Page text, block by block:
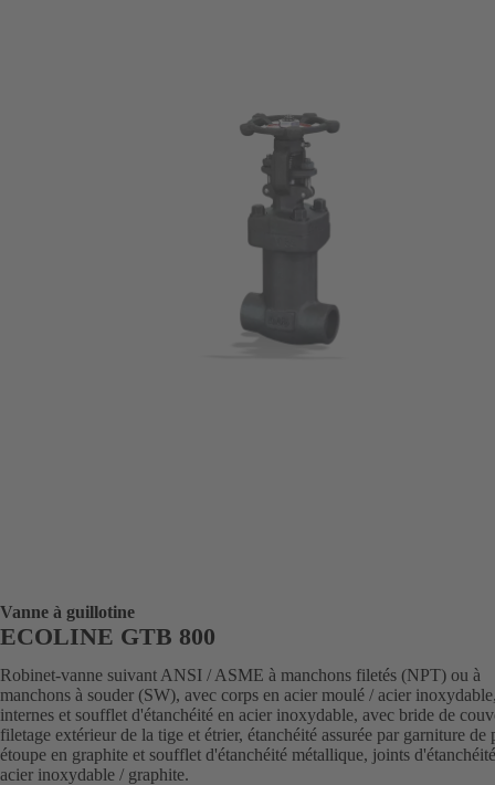
Vanne à guillotine
ECOLINE GTB 800
Robinet-vanne suivant ANSI / ASME à manchons filetés (NPT) ou à
manchons à souder (SW), avec corps en acier moulé / acier
internes et soufflet d'étanchéité en acier inoxydable, avec bride de
filetage extérieur de la tige et étrier, étanchéité assurée par garniture de
étoupe en graphite et soufflet d'étanchéité métallique, joints
acier inoxydable / graphite.